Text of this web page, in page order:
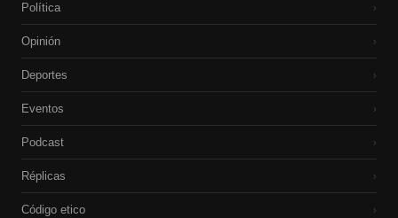
Política ›
Opinión ›
Deportes ›
Eventos ›
Podcast ›
Réplicas ›
Código etico ›